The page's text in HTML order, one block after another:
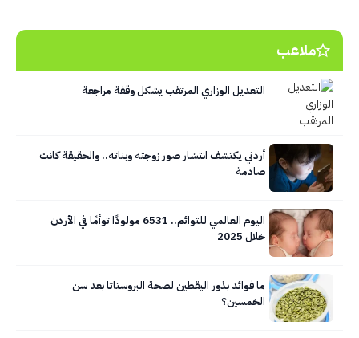
ملاعب
التعديل الوزاري المرتقب يشكل وقفة مراجعة
أردني يكتشف انتشار صور زوجته وبناته.. والحقيقة كانت
صادمة
اليوم العالمي للتوائم.. 6531 مولودًا توأمًا في الأردن
خلال 2025
ما فوائد بذور اليقطين لصحة البروستاتا بعد سن
الخمسين؟